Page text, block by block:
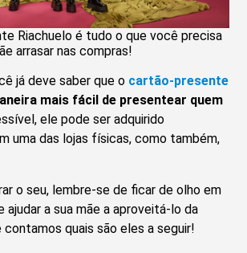
Riachuelo é tudo o que você precisa
arrasar nas compras!
já deve saber que o cartão-presente
mais fácil de presentear quem
ele pode ser adquirido
uma das lojas físicas, como também,
o seu, lembre-se de ficar de olho em
ajudar a sua mãe a aproveitá-lo da
quais são eles a seguir!